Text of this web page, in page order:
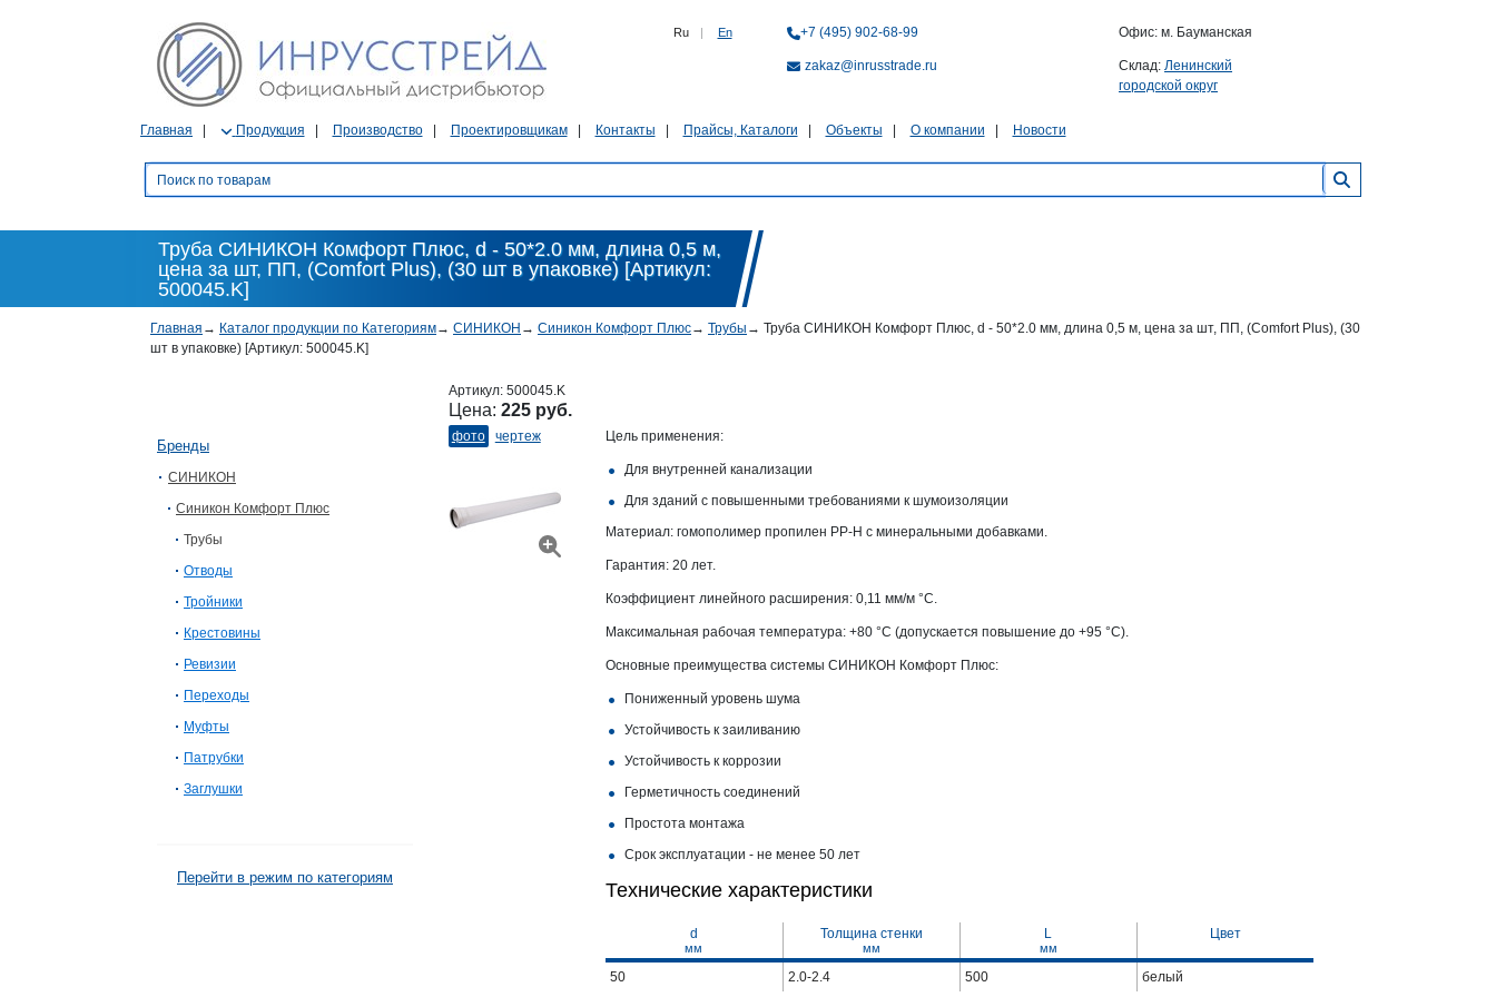
Ru | En +7 (495) 902-68-99
zakaz@inrusstrade.ru
Офис: м. Бауманская
Склад: Ленинский
городской округ
Главная Продукция Производство Проектировщикам Контакты Прайсы, Каталоги Объекты О компании Новости
Труба СИНИКОН Комфорт Плюс, d - 50*2.0 мм, длина 0,5 м,
цена за шт, ПП, (Comfort Plus), (30 шт в упаковке) [Артикул:
500045.K]
Главная → Каталог продукции по Категориям→ СИНИКОН → Синикон Комфорт Плюс→ Трубы → Труба СИНИКОН Комфорт Плюс, d - 50*2.0 мм, длина 0,5 м, цена за шт, ПП, (Comfort Plus), (30
шт в упаковке) [Артикул: 500045.K]
Бренды
СИНИКОН
Синикон Комфорт Плюс
Трубы
Отводы
Тройники
Крестовины
Ревизии
Переходы
Муфты
Патрубки
Заглушки
Перейти в режим по категориям
Артикул: 500045.K
Цена: 225 руб.
фото чертеж Цель применения:
Для внутренней канализации
Для зданий с повышенными требованиями к шумоизоляции
Материал: гомополимер пропилен PP-H с минеральными добавками.
Гарантия: 20 лет.
Коэффициент линейного расширения: 0,11 мм/м °С.
Максимальная рабочая температура: +80 °С (допускается повышение до +95 °С).
Основные преимущества системы СИНИКОН Комфорт Плюс:
Пониженный уровень шума
Устойчивость к заиливанию
Устойчивость к коррозии
Герметичность соединений
Простота монтажа
Срок эксплуатации - не менее 50 лет
Технические характеристики
d Толщина стенки L Цвет
мм мм мм
50 2.0-2.4 500 белый